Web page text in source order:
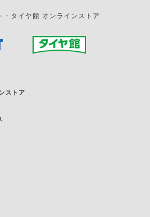
・タイヤ館 オンラインストア
ストア